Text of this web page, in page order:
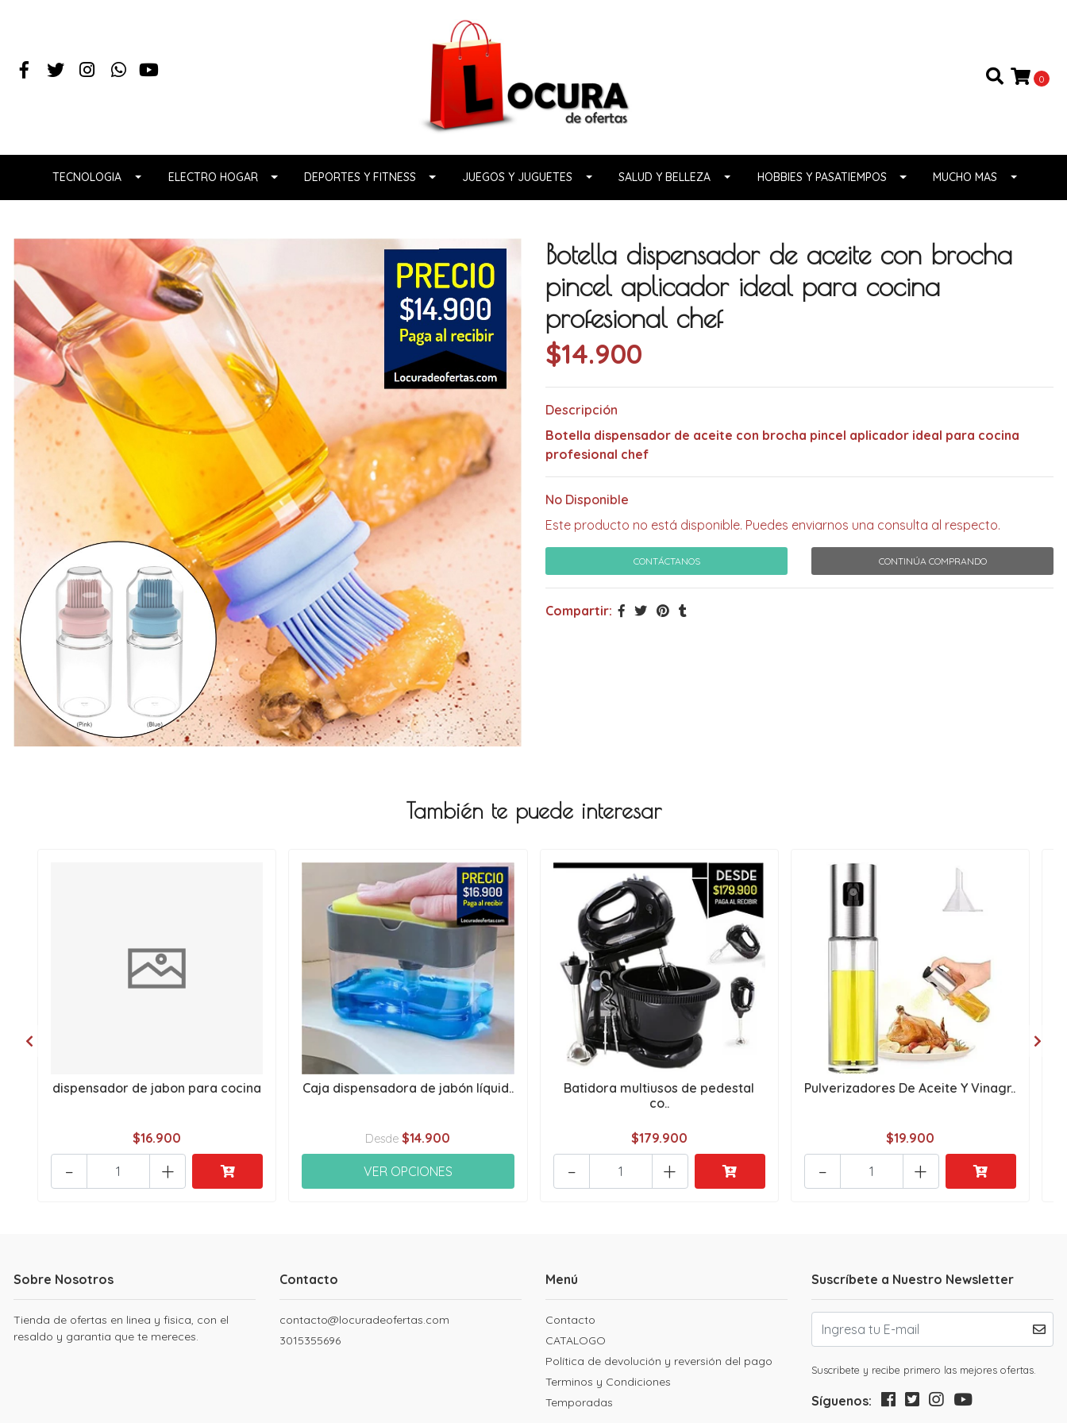
0
TECNOLOGIA ELECTRO HOGAR DEPORTES Y FITNESS JUEGOS Y JUGUETES SALUD Y BELLEZA HOBBIES Y PASATIEMPOS MUCHO MAS
Botella dispensador de aceite con brocha
pincel aplicador ideal para cocina
profesional chef
$14.900
Descripción
Botella dispensador de aceite con brocha pincel aplicador ideal para cocina
profesional chef
No Disponible
Este producto no está disponible. Puedes enviarnos una consulta al respecto.
CONTÁCTANOS CONTINÚA COMPRANDO
Compartir:
También te puede interesar
dispensador de jabon para cocina
$16.900
+
-
Caja dispensadora de jabón líquid..
Desde$14.900
VER OPCIONES
Batidora multiusos de pedestal
co..
$179.900
+
-
Pulverizadores De Aceite Y Vinagr..
$19.900
+
-
Sobre Nosotros
Tienda de ofertas en linea y fisica, con el
resaldo y garantia que te mereces.
Contacto
contacto@locuradeofertas.com
3015355696
Menú
Contacto
CATALOGO
Política de devolución y reversión del pago
Terminos y Condiciones
Temporadas
Suscríbete a Nuestro Newsletter
Suscribete y recibe primero las mejores ofertas.
Síguenos: